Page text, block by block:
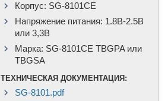
Корпус: SG-8101CE
Напряжение питания: 1.8В-2.5B
или 3,3B
Марка: SG-8101CE TBGPA или
TBGSA
ТЕХНИЧЕСКАЯ ДОКУМЕНТАЦИЯ:
SG-8101.pdf